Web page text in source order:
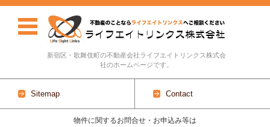
新宿区・歌舞伎町の不動産会社ライフエイトリンクス株式会
社のホームページです。
Sitemap Contact
物件に関するお問合せ・お申込み等は